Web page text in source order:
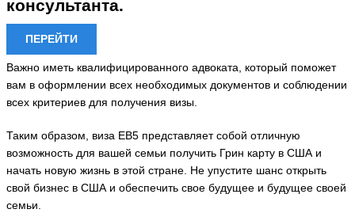
консультанта.
ПЕРЕЙТИ
Важно иметь квалифицированного адвоката, который поможет
вам в оформлении всех необходимых документов и соблюдении
всех критериев для получения визы.
Таким образом, виза EB5 представляет собой отличную
возможность для вашей семьи получить Грин карту в США и
начать новую жизнь в этой стране. Не упустите шанс открыть
свой бизнес в США и обеспечить свое будущее и будущее своей
семьи.